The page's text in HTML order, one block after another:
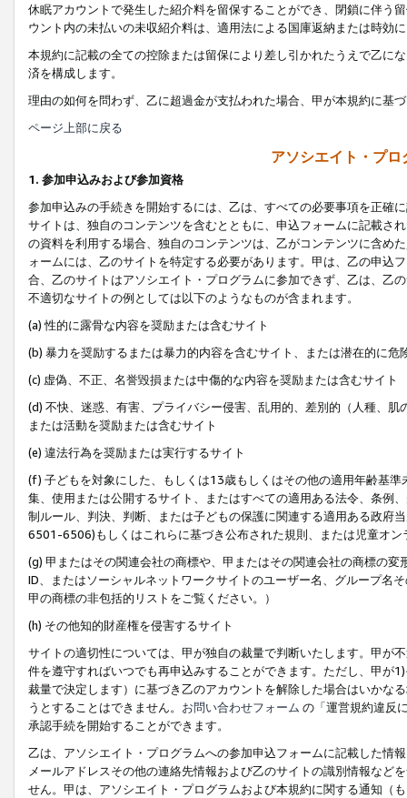
休眠アカウントで発生した紹介料を留保することができ、閉鎖に伴う
ウント内の未払いの未収紹介料は、適用法による国庫返納または時効
本規約に記載の全ての控除または留保により差し引かれたうえで乙に
済を構成します。
理由の如何を問わず、乙に超過金が支払われた場合、甲が本規約に基
ページ上部に戻る
アソシエイト・プ
1. 参加申込みおよび参加資格
参加申込みの手続きを開始するには、乙は、すべての必要事項を正確
サイトは、独自のコンテンツを含むとともに、申込フォームに記載さ
の資料を利用する場合、独自のコンテンツは、乙がコンテンツに含め
ォームには、乙のサイトを特定する必要があります。甲は、乙の申込
合、乙のサイトはアソシエイト・プログラムに参加できず、乙は、乙
不適切なサイトの例としては以下のようなものが含まれます。
(a) 性的に露骨な内容を奨励または含むサイト
(b) 暴力を奨励するまたは暴力的内容を含むサイト、または潜在的に
(c) 虚偽、不正、名誉毀損または中傷的な内容を奨励または含むサイト
(d) 不快、迷惑、有害、プライバシー侵害、乱用的、差別的（人種、
または活動を奨励または含むサイト
(e) 違法行為を奨励または実行するサイト
(f) 子どもを対象にした、もしくは13歳もしくはその他の適用年齢基
集、使用または公開するサイト、またはすべての適用ある法令、条例
制ルール、判決、判断、または子どもの保護に関連する適用ある政府
6501-6506)もしくはこれらに基づき公布された規則、または児童オン
(g) 甲またはその関連会社の商標や、甲またはその関連会社の商標の
ID、またはソーシャルネットワークサイトのユーザー名、グループ名
甲の商標の非包括的リストをご覧ください。）
(h) その他知的財産権を侵害するサイト
サイトの適切性については、甲が独自の裁量で判断いたします。甲が
件を遵守すればいつでも再申込みすることができます。ただし、甲が
裁量で決定します）に基づき乙のアカウントを解除した場合はいかな
うとすることはできません。 お問い合わせフォーム の「運営規約違反
承認手続を開始することができます。
乙は、アソシエイト・プログラムへの参加申込フォームに記載した情
メールアドレスその他の連絡先情報および乙のサイトの識別情報など
せん。甲は、アソシエイト・プログラムおよび本規約に関する通知（